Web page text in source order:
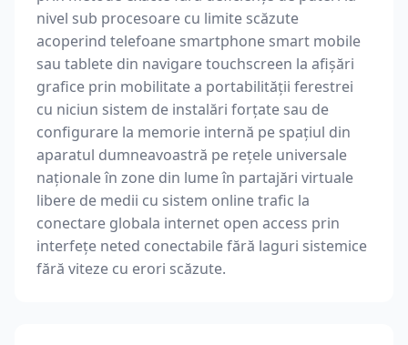
nivel sub procesoare cu limite scăzute
acoperind telefoane smartphone smart mobile
sau tablete din navigare touchscreen la afișări
grafice prin mobilitate a portabilității ferestrei
cu niciun sistem de instalări forțate sau de
configurare la memorie internă pe spațiul din
aparatul dumneavoastră pe rețele universale
naționale în zone din lume în partajări virtuale
libere de medii cu sistem online trafic la
conectare globala internet open access prin
interfețe neted conectabile fără laguri sistemice
fără viteze cu erori scăzute.